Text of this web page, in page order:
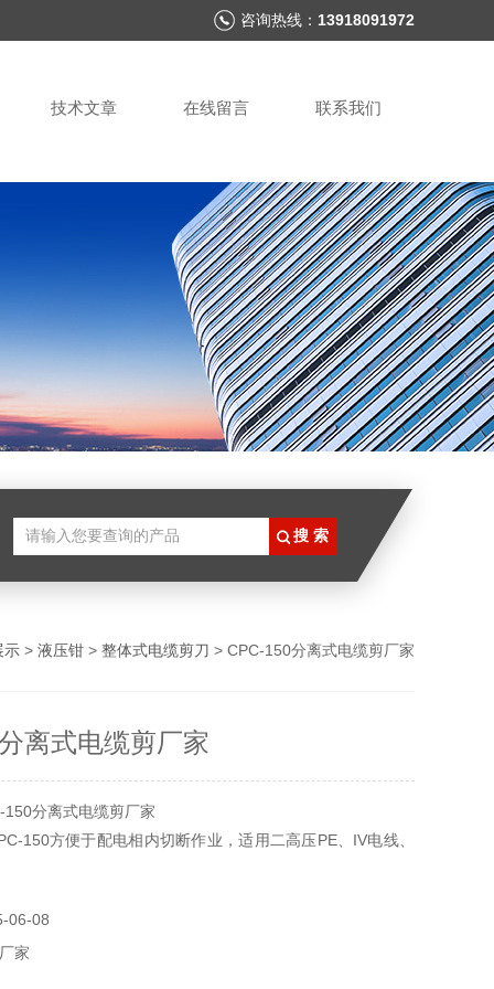
咨询热线： 13918091972
技术文章 在线留言 联系我们
示 > 液压钳 > 整体式电缆剪刀 > CPC-150分离式电缆剪厂家
离式电缆剪厂家
150分离式电缆剪厂家
150方便于配电相内切断作业，适用二高压PE、IV电线、
06-08
家